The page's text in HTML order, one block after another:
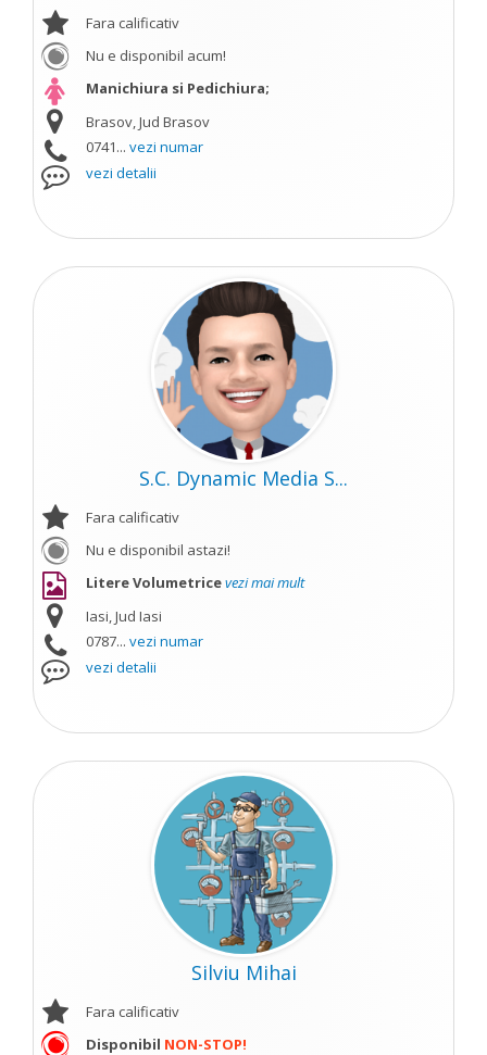
Fara calificativ
Nu e disponibil acum!
Manichiura si Pedichiura;
Brasov, Jud Brasov
0741... vezi numar
vezi detalii
S.C. Dynamic Media S...
Fara calificativ
Nu e disponibil astazi!
Litere Volumetricevezi mai mult
Iasi, Jud Iasi
0787... vezi numar
vezi detalii
Silviu Mihai
Fara calificativ
Disponibil NON-STOP!